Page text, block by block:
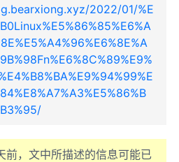
2022/01/%E
前，文中所描述的信息可能已